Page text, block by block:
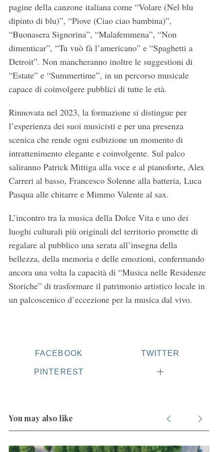
pagine della canzone italiana come “Volare (Nel blu
dipinto di blu)”, “Piove (Ciao ciao bambina)”,
“Buonasera Signorina”, “Malafemmena”, “Non
dimenticar”, “Tu vuò fà l’americano” e “Spaghetti a
Detroit”. Non mancheranno inoltre le suggestioni di
“Estate” e “Summertime”, in un percorso musicale
capace di coinvolgere pubblici di tutte le età.
Rinnovata nel 2023, la formazione si distingue per
l’esperienza dei suoi musicisti e per una presenza
scenica che rende ogni esibizione un momento di
intrattenimento elegante e coinvolgente. Sul palco
saliranno Patrick Mittiga alla voce e al pianoforte, Alex
Carreri al basso, Francesco Solenne alla batteria, Luca
Pasqua alle chitarre e Mimmo Valente al sax.
L’incontro tra la musica della Dolce Vita e uno dei
luoghi culturali più originali del territorio promette di
regalare al pubblico una serata all’insegna della
bellezza, della memoria e delle emozioni, confermando
ancora una volta la capacità di “Musica nelle Residenze
Storiche” di trasformare il patrimonio artistico locale in
un palcoscenico d’eccezione per la musica dal vivo.
FACEBOOK TWITTER
PINTEREST
You may also like
e
r
c
h
o
r
: